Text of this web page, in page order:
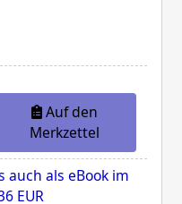
Auf den
Merkzettel
auch als eBook im
EUR